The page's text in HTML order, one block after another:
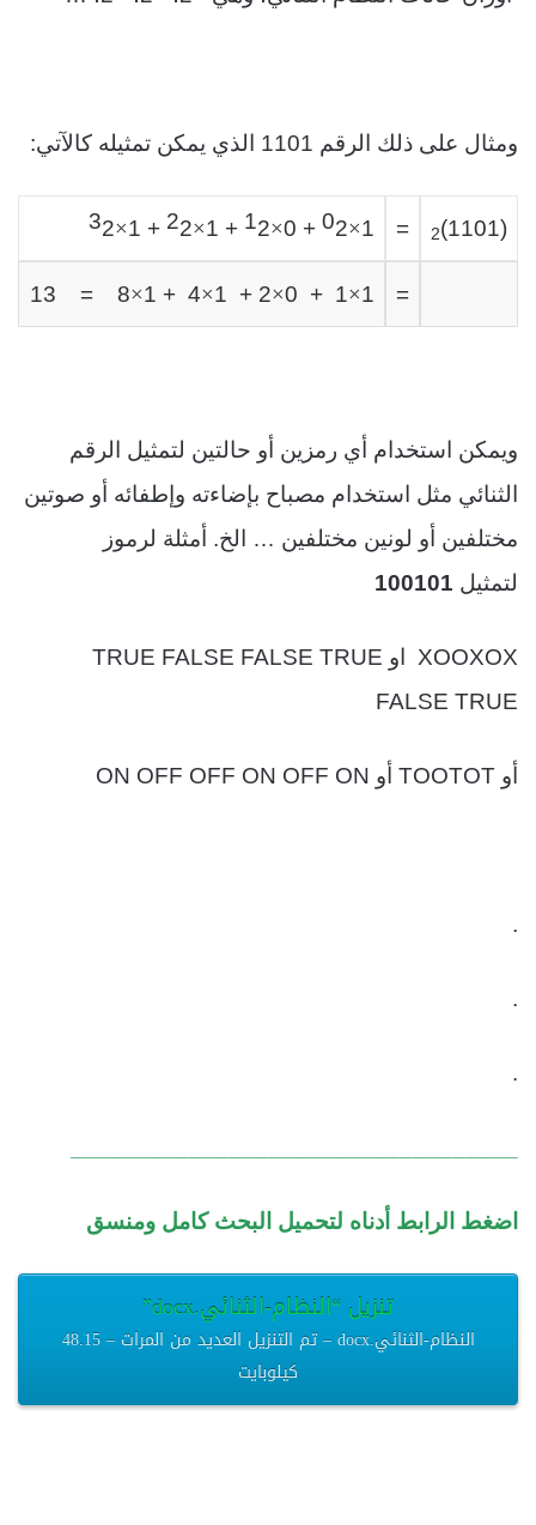
ومثال على ذلك الرقم 1101 الذي يمكن تمثيله كالآتي:
(1101)
2
=
1
×
02 + 0
×
12 + 1
×
22 + 1
×
32
=
1
×
1 + 0
×
2 + 1
×
4 + 1
×
8 = 13
ويمكن استخدام أي رمزين أو حالتين لتمثيل الرقم
الثنائي مثل استخدام مصباح بإضاءته وإطفائه أو صوتين
مختلفين أو لونين مختلفين … الخ. أمثلة لرموز
لتمثيل 100101
XOOXOX او TRUE FALSE FALSE TRUE
FALSE TRUE
أو TOOTOT أو ON OFF OFF ON OFF ON
.
.
.
اضغط الرابط أدناه لتحميل البحث كامل ومنسق
تنزيل “النظام-الثنائي.docx”
النظام-الثنائي.docx – تم التنزيل العديد من المرات – 48.15
كيلوبايت